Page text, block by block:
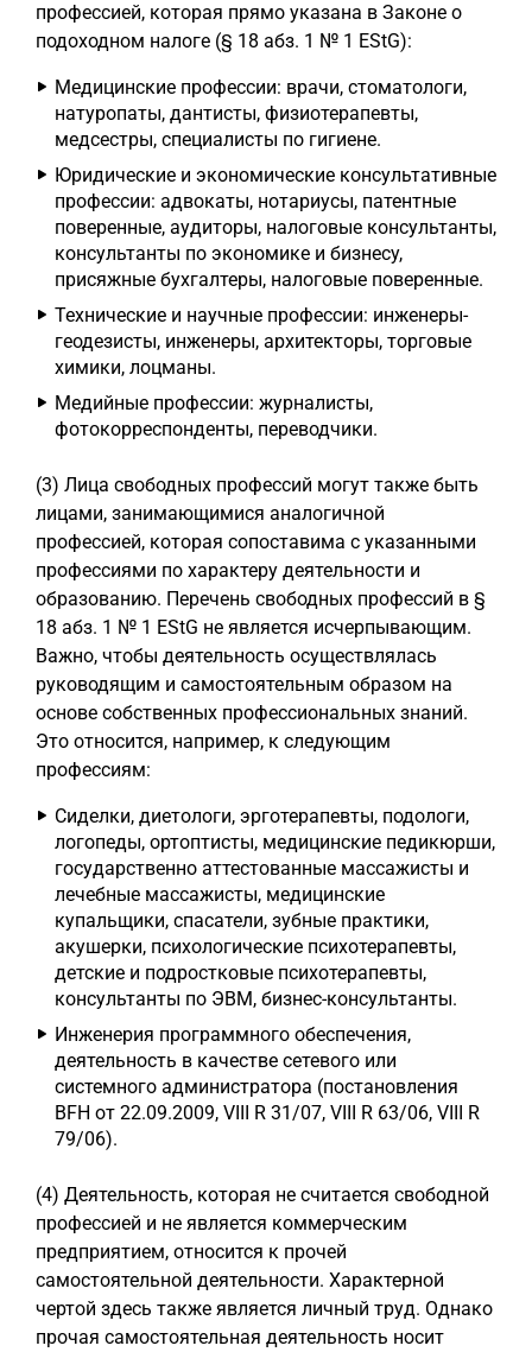
профессией, которая прямо указана в Законе о
подоходном налоге (§ 18 абз. 1 № 1 EStG):
Медицинские профессии: врачи, стоматологи,
натуропаты, дантисты, физиотерапевты,
медсестры, специалисты по гигиене.
Юридические и экономические консультативные
профессии: адвокаты, нотариусы, патентные
поверенные, аудиторы, налоговые консультанты,
консультанты по экономике и бизнесу,
присяжные бухгалтеры, налоговые поверенные.
Технические и научные профессии: инженеры-
геодезисты, инженеры, архитекторы, торговые
химики, лоцманы.
Медийные профессии: журналисты,
фотокорреспонденты, переводчики.
(3) Лица свободных профессий могут также быть
лицами, занимающимися аналогичной
профессией, которая сопоставима с указанными
профессиями по характеру деятельности и
образованию. Перечень свободных профессий в §
18 абз. 1 № 1 EStG не является исчерпывающим.
Важно, чтобы деятельность осуществлялась
руководящим и самостоятельным образом на
основе собственных профессиональных знаний.
Это относится, например, к следующим
профессиям:
Сиделки, диетологи, эрготерапевты, подологи,
логопеды, ортоптисты, медицинские педикюрши,
государственно аттестованные массажисты и
лечебные массажисты, медицинские
купальщики, спасатели, зубные практики,
акушерки, психологические психотерапевты,
детские и подростковые психотерапевты,
консультанты по ЭВМ, бизнес-консультанты.
Инженерия программного обеспечения,
деятельность в качестве сетевого или
системного администратора (постановления
BFH от 22.09.2009, VIII R 31/07, VIII R 63/06, VIII R
79/06).
(4) Деятельность, которая не считается свободной
профессией и не является коммерческим
предприятием, относится к прочей
самостоятельной деятельности. Характерной
чертой здесь также является личный труд. Однако
прочая самостоятельная деятельность носит